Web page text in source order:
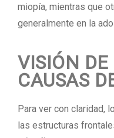
miopía, mientras que
generalmente en la
VISIÓN DE
CAUSAS
Para ver con claridad,
las estructuras